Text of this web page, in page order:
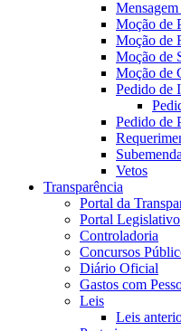
Moção de
Moção de
Moção de
Moção de
Pedido de
Pedido de
Subemenda
Vetos
Transparência
Portal da
Portal Legislativo
Controladoria
Concursos
Diário Oficial
Gastos com
Leis
Leis